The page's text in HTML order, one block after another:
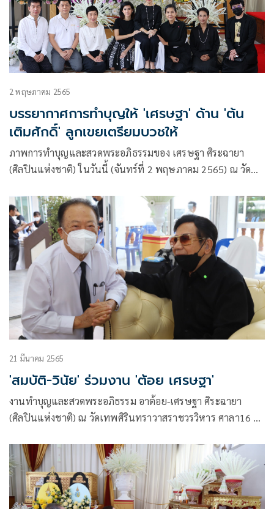
2 พฤษภาคม 2565
บรรยากาศการทำบุญให้ 'เศรษฐา' ด้าน 'ต้น
เติมศักดิ์' ลูกเขยเตรียมบวชให้
ภาพการทำบุญและสวดพระอภิธรรมของ เศรษฐา ศิระฉายา
(ศิลปินแห่งชาติ) ในวันนี้ (จันทร์ที่ 2 พฤษภาคม 2565) ณ วัด
ปสุตนาวิน, ทรงวุฒิ สวัสดี, นงค์คราญ-วิฑูรย์ สุบรรณรัตน์, ศุภ
เมธ ชอบประดิษฐ์ ร่วมกันเป็นเจ้าภาพในวันนี้
21 มีนาคม 2565
'สมบัติ-วินัย' ร่วมงาน 'ต้อย เศรษฐา'
งานทำบุญและสวดพระอภิธรรม อาต้อย-เศรษฐา ศิระฉายา
(ศิลปินแห่งชาติ) ณ วัดเทพศิรินทราวาสราชวรวิหาร ศาลา16 ใน
อบต.สวนผึ้งโดย นายก อราม อินฉาย ร่วมเป็นเจ้าภาพ